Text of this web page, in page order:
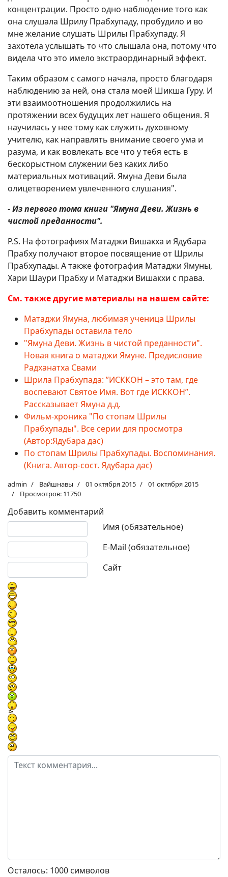
концентрации. Просто одно наблюдение того как
она слушала Шрилу Прабхупаду, пробудило и во
мне желание слушать Шрилы Прабхупаду. Я
захотела услышать то что слышала она, потому что
видела что это имело экстраординарный эффект.
Таким образом с самого начала, просто благодаря
наблюдению за ней, она стала моей Шикша Гуру. И
эти взаимоотношения продолжились на
протяжении всех будущих лет нашего общения. Я
научилась у нее тому как служить духовному
учителю, как направлять внимание своего ума и
разума, и как вовлекать все что у тебя есть в
бескорыстном служении без каких либо
материальных мотиваций. Ямуна Деви была
олицетворением увлеченного слушания".
- Из первого тома книги "Ямуна Деви. Жизнь в
чистой преданности".
P.S. На фотографиях Матаджи Вишакха и Ядубара
Прабху получают второе посвящение от Шрилы
Прабхупады. А также фотография Матаджи Ямуны,
Хари Шаури Прабху и Матаджи Вишакхи с права.
См. также другие материалы на нашем сайте:
Матаджи Ямуна, любимая ученица Шрилы
Прабхупады оставила тело
"Ямуна Деви. Жизнь в чистой преданности".
Новая книга о матаджи Ямуне. Предисловие
Радханатха Свами
Шрила Прабхупада: ”ИСККОН – это там, где
воспевают Святое Имя. Вот где ИСККОН”.
Рассказывает Ямуна д.д.
Фильм-хроника "По стопам Шрилы
Прабхупады". Все серии для просмотра
(Автор:Ядубара дас)
По стопам Шрилы Прабхупады. Воспоминания.
(Книга. Автор-сост. Ядубара дас)
admin Вайшнавы 01 октября 2015
01 октября 2015
Просмотров: 11750
Добавить комментарий
Имя (обязательное)
E-Mail (обязательное)
Сайт
Текст комментария
Осталось: 1000 символов